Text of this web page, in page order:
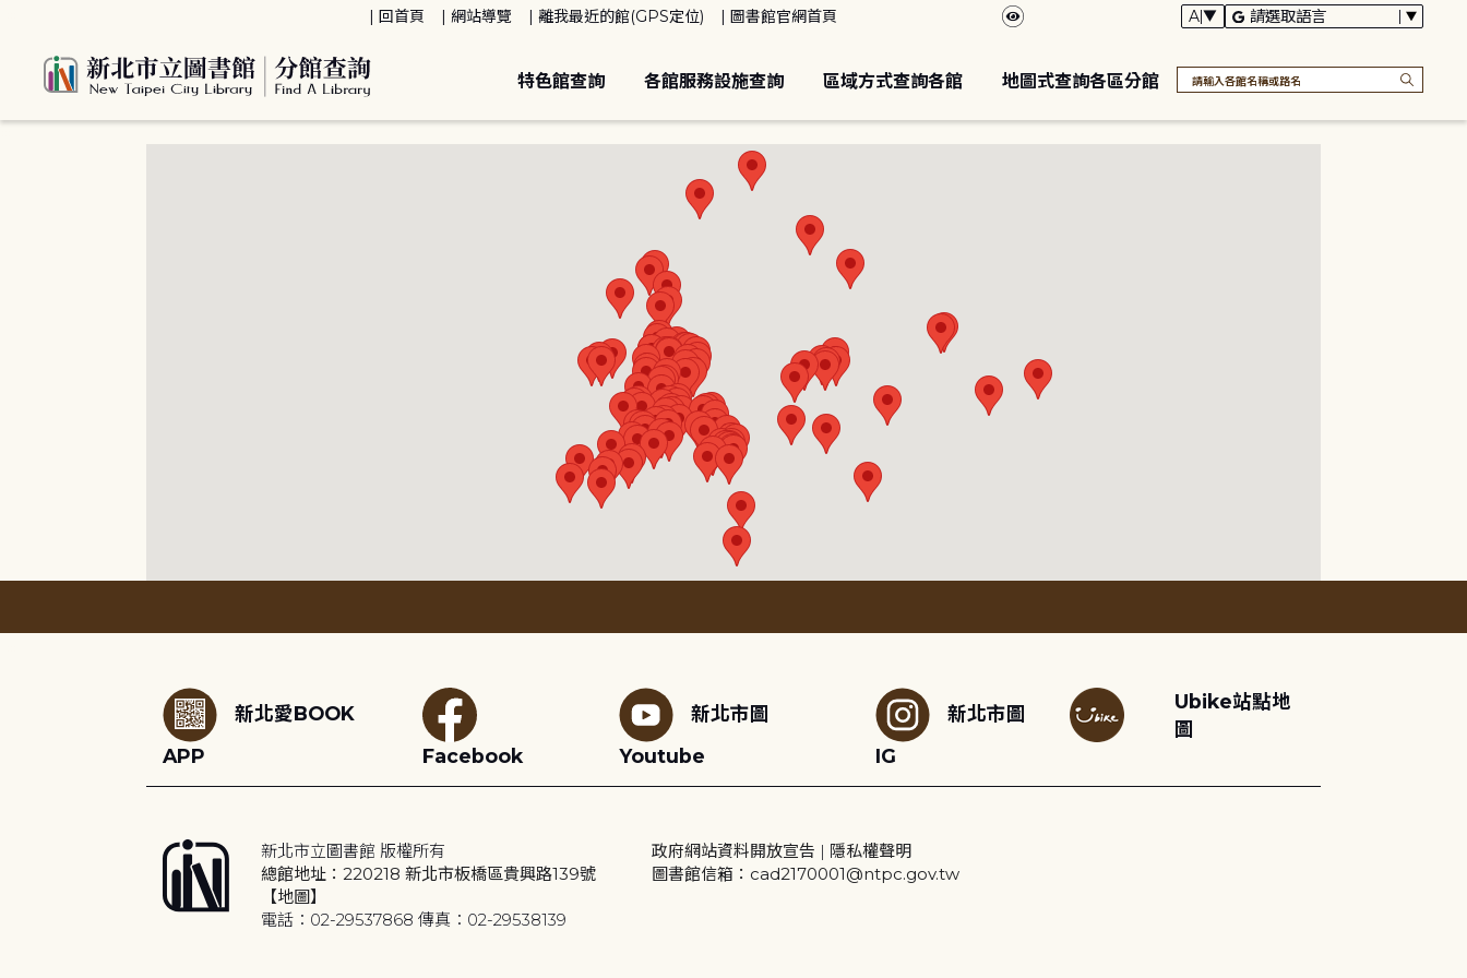
回首頁 網站導覽 離我最近的館(GPS定位) 圖書館官網首頁
特色館查詢 各館服務設施查詢 區域方式查詢各館 地圖式查詢各區分館
新北愛BOOK
APP
Facebook
新北市圖
Youtube
新北市圖
IG
Ubike站點地
圖
新北市立圖書館 版權所有
總館地址：220218 新北市板橋區貴興路139號
【地圖】
電話：02-29537868 傳真：02-29538139
政府網站資料開放宣告 | 隱私權聲明
圖書館信箱：cad2170001@ntpc.gov.tw